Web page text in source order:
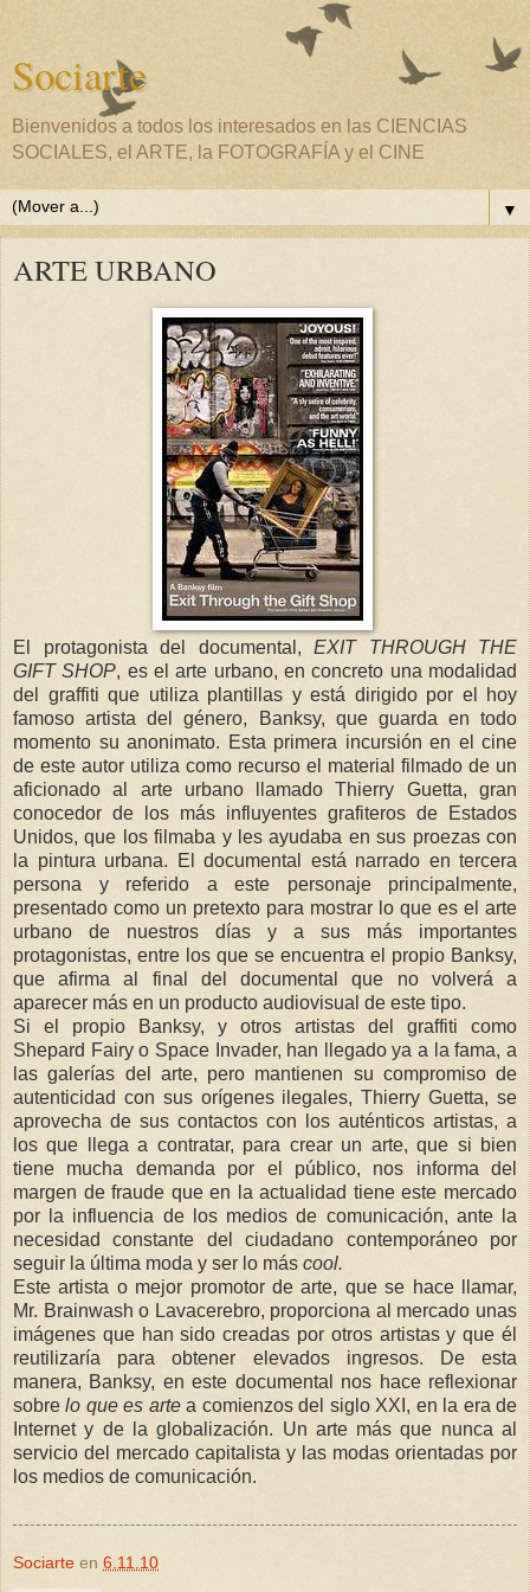
Sociarte
Bienvenidos a todos los interesados en las CIENCIAS
SOCIALES, el ARTE, la FOTOGRAFÍA y el CINE
▼
ARTE URBANO
El protagonista del documental, EXIT THROUGH THE
GIFT SHOP, es el arte urbano, en concreto una modalidad
del graffiti que utiliza plantillas y está dirigido por el hoy
famoso artista del género, Banksy, que guarda en todo
momento su anonimato. Esta primera incursión en el cine
de este autor utiliza como recurso el material filmado de un
aficionado al arte urbano llamado Thierry Guetta, gran
conocedor de los más influyentes grafiteros de Estados
Unidos, que los filmaba y les ayudaba en sus proezas con
la pintura urbana. El documental está narrado en tercera
persona y referido a este personaje principalmente,
presentado como un pretexto para mostrar lo que es el arte
urbano de nuestros días y a sus más importantes
protagonistas, entre los que se encuentra el propio Banksy,
que afirma al final del documental que no volverá a
aparecer más en un producto audiovisual de este tipo.
Si el propio Banksy, y otros artistas del graffiti como
Shepard Fairy o Space Invader, han llegado ya a la fama, a
las galerías del arte, pero mantienen su compromiso de
autenticidad con sus orígenes ilegales, Thierry Guetta, se
aprovecha de sus contactos con los auténticos artistas, a
los que llega a contratar, para crear un arte, que si bien
tiene mucha demanda por el público, nos informa del
margen de fraude que en la actualidad tiene este mercado
por la influencia de los medios de comunicación, ante la
necesidad constante del ciudadano contemporáneo por
seguir la última moda y ser lo más cool.
Este artista o mejor promotor de arte, que se hace llamar,
Mr. Brainwash o Lavacerebro, proporciona al mercado unas
imágenes que han sido creadas por otros artistas y que él
reutilizaría para obtener elevados ingresos. De esta
manera, Banksy, en este documental nos hace reflexionar
sobre lo que es artea comienzos del siglo XXI, en la era de
Internet y de la globalización. Un arte más que nunca al
servicio del mercado capitalista y las modas orientadas por
los medios de comunicación.
Sociarte en 6.11.10